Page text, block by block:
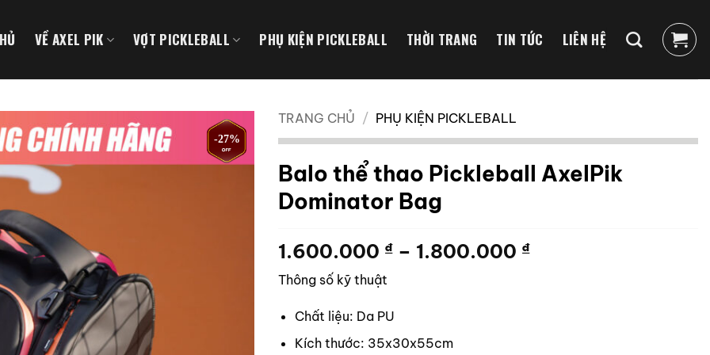
VỀ AXEL PIK VỢT PICKLEBALL PHỤ KIỆN PICKLEBALL THỜI TRANG TIN TỨC LIÊN HỆ
-27%
TRANG CHỦ / PHỤ KIỆN PICKLEBALL
Balo thể thao Pickleball AxelPik
Dominator Bag
1.600.000 ₫ – 1.800.000 ₫Khoảng
Thông số kỹ thuật
Chất liệu: Da PU
Kích thước: 35x30x55cm